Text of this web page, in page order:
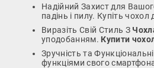
Надійний Захист для
падінь і пилу. Купіть
Виразіть Свій Стиль З
уподобанням. Купити
Зручність та
функціями свого